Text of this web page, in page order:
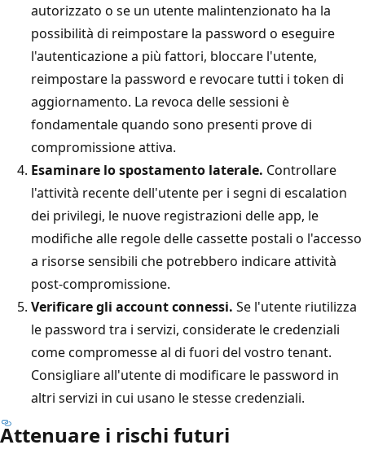
autorizzato o se un utente malintenzionato ha la
possibilità di reimpostare la password o eseguire
l'autenticazione a più fattori, bloccare l'utente,
reimpostare la password e revocare tutti i token di
aggiornamento. La revoca delle sessioni è
fondamentale quando sono presenti prove di
compromissione attiva.
Esaminare lo spostamento laterale. Controllare
l'attività recente dell'utente per i segni di escalation
dei privilegi, le nuove registrazioni delle app, le
modifiche alle regole delle cassette postali o l'accesso
a risorse sensibili che potrebbero indicare attività
post-compromissione.
Verificare gli account connessi. Se l'utente riutilizza
le password tra i servizi, considerate le credenziali
come compromesse al di fuori del vostro tenant.
Consigliare all'utente di modificare le password in
altri servizi in cui usano le stesse credenziali.
Attenuare i rischi futuri